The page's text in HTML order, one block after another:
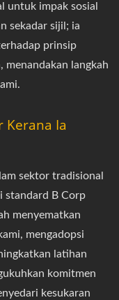
untuk impak sosial
sekadar sijil; ia
prinsip
menandakan langkah
Kerana Ia
sektor tradisional
standard B Corp
menyematkan
mengadopsi
latihan
komitmen
kesukaran